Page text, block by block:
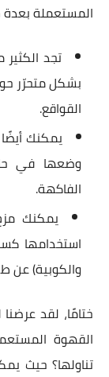
المستعملة بعدة
تجد الكثير
بشكل متحرّر
القواقع.
يمكنك
وضعها في
الفاكهة.
يمكنك
استخدامها
والكوبية) عن
ختامًا، لقد
القهوة
تناولها؟ حيث